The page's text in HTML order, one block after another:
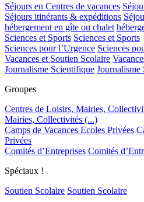
Séjours en Centres de vacances
Séjours itinérants & expéditions
hébergement en gîte ou chalet
Sciences et Sports Sciences et Sports
Sciences pour l’Urgence Sciences
Vacances et Soutien Scolaire
Journalisme Scientifique Journalisme
Groupes
Centres de Loisirs, Mairies,
Mairies, Collectivités (...)
Camps de Vacances Ecoles Privées
Privées
Comités d’Entreprises Comités
Spéciaux !
Soutien Scolaire Soutien Scolaire